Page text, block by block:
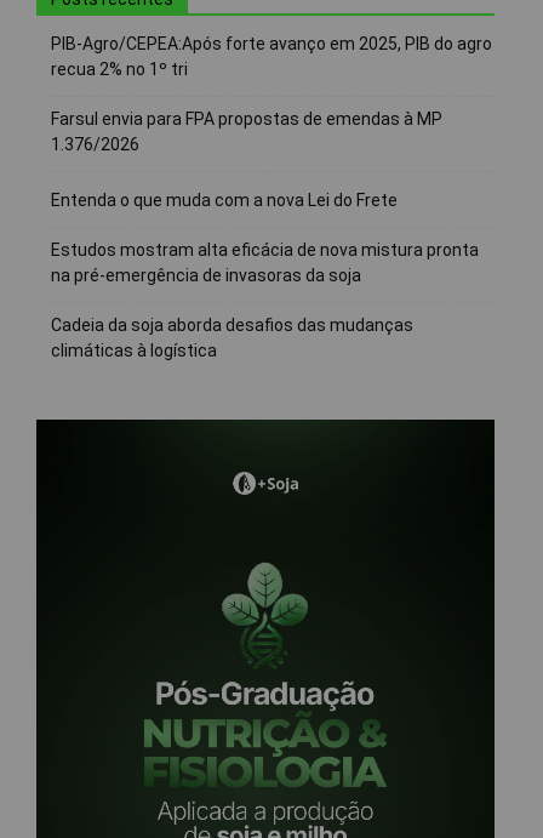
PIB-Agro/CEPEA:Após forte avanço em 2025, PIB do agro
recua 2% no 1º tri
Farsul envia para FPA propostas de emendas à MP
1.376/2026
Entenda o que muda com a nova Lei do Frete
Estudos mostram alta eficácia de nova mistura pronta
na pré-emergência de invasoras da soja
Cadeia da soja aborda desafios das mudanças
climáticas à logística